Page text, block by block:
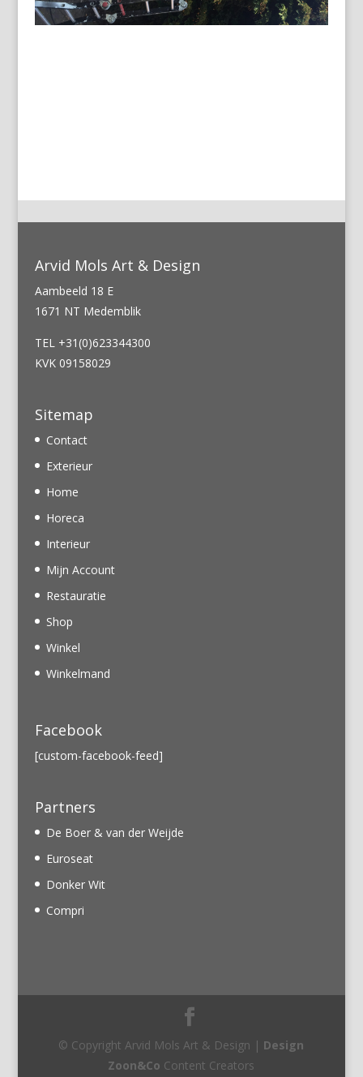
Arvid Mols Art & Design
Aambeeld 18 E
1671 NT Medemblik
TEL +31(0)623344300
KVK 09158029
Sitemap
Contact
Exterieur
Home
Horeca
Interieur
Mijn Account
Restauratie
Shop
Winkel
Winkelmand
Facebook
[custom-facebook-feed]
Partners
De Boer & van der Weijde
Euroseat
Donker Wit
Compri
© Copyright Arvid Mols Art & Design | Design
Zoon&Co Content Creators